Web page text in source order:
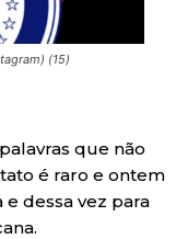
(15)
que não
é raro e ontem
e dessa vez para